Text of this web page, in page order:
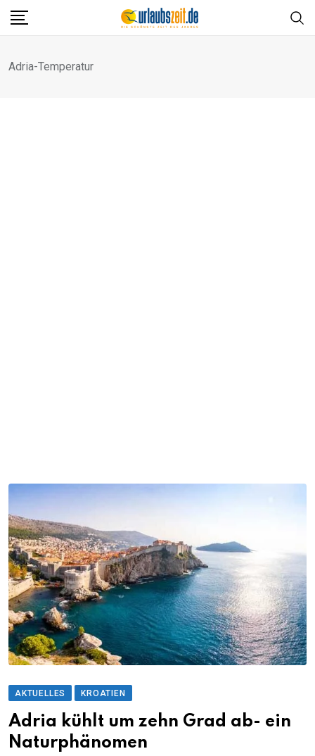
Skip
Adria-Temperatur
AKTUELLES KROATIEN
Adria kühlt um zehn Grad ab- ein
Naturphänomen